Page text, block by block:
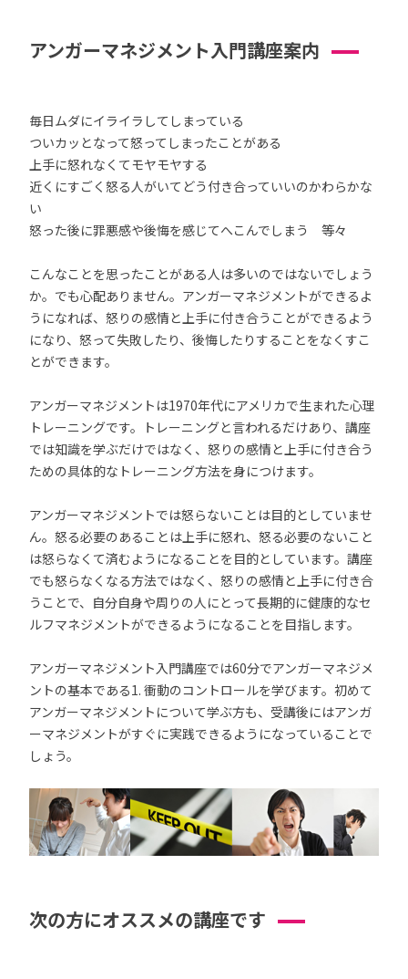
アンガーマネジメント入門講座案内
毎日ムダにイライラしてしまっている
ついカッとなって怒ってしまったことがある
上手に怒れなくてモヤモヤする
近くにすごく怒る人がいてどう付き合っていいのかわらかな
い
怒った後に罪悪感や後悔を感じてへこんでしまう 等々
こんなことを思ったことがある人は多いのではないでしょう
か。でも心配ありません。アンガーマネジメントができるよ
うになれば、怒りの感情と上手に付き合うことができるよう
になり、怒って失敗したり、後悔したりすることをなくすこ
とができます。
アンガーマネジメントは1970年代にアメリカで生まれた心理
トレーニングです。トレーニングと言われるだけあり、講座
では知識を学ぶだけではなく、怒りの感情と上手に付き合う
ための具体的なトレーニング方法を身につけます。
アンガーマネジメントでは怒らないことは目的としていませ
ん。怒る必要のあることは上手に怒れ、怒る必要のないこと
は怒らなくて済むようになることを目的としています。講座
でも怒らなくなる方法ではなく、怒りの感情と上手に付き合
うことで、自分自身や周りの人にとって長期的に健康的なセ
ルフマネジメントができるようになることを目指します。
アンガーマネジメント入門講座では60分でアンガーマネジメ
ントの基本である1. 衝動のコントロールを学びます。初めて
アンガーマネジメントについて学ぶ方も、受講後にはアンガ
ーマネジメントがすぐに実践できるようになっていることで
しょう。
次の方にオススメの講座です